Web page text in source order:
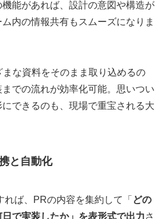
能があれば、設計の意図や構造が
内の情報共有もスムーズになりま
な資料をそのまま取り込めるの
での流れが効率化可能。思いつい
できるのも、現場で重宝される大
と自動化
ば、PRの内容を集約して「 どの
で実装したか」を表形式で出力さ